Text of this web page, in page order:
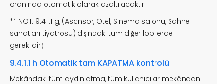
oranında otomatik olarak azaltılacaktır.
** NOT: 9.4.1.1 g, (Asansör, Otel, Sinema salonu, Sahne
sanatları tiyatrosu) dışındaki tüm diğer lobilerde
gereklidir）
9.4.1.1 h Otomatik tam KAPATMA kontrolü
Mekândaki tüm aydınlatma, tüm kullanıcılar mekândan